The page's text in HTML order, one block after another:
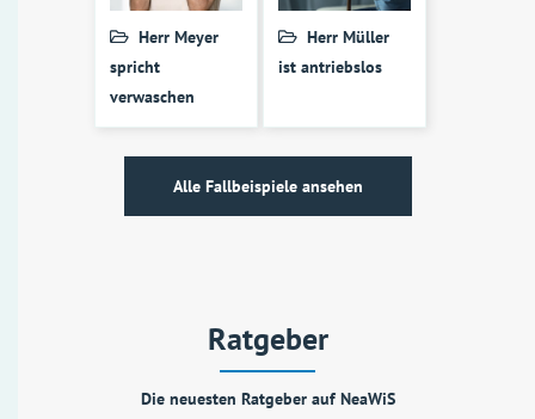
Herr Meyer
spricht
verwaschen
Herr Müller
ist antriebslos
Alle Fallbeispiele ansehen
Ratgeber
Die neuesten Ratgeber auf NeaWiS